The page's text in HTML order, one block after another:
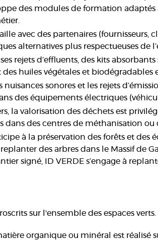
des modules de formation adaptés
avec des partenaires (fournisseurs,
alternatives plus respectueuses de
rejets d’effluents, des kits
des huiles végétales et biodégradables
nuisances sonores et les rejets
des équipements électriques
la valorisation des déchets est
dans des centres de méthanisation ou
à la préservation des forêts et des
des arbres dans le Massif de
signé, ID VERDE s’engage à
sur l'ensemble des espaces verts.
organique ou minéral est réalisé